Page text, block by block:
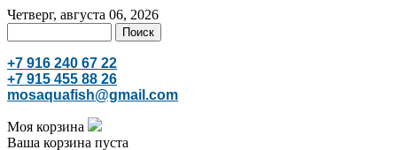
Четверг, августа 06, 2026
+7 916 240 67 22
+7 915 455 88 26
mosaquafish@gmail.com
Моя корзина
Ваша корзина пуста